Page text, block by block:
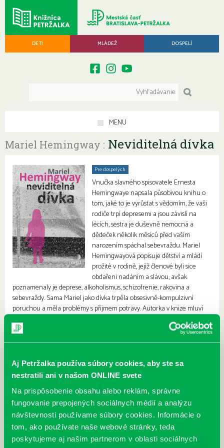
Aj Petržalka používa súbory cookies, aby ste sa
nestratili ani v našom ONLINE svete
Na prispôsobenie obsahu alebo reklám, správne
fungovanie prepojených sociálnych médií a analýzu
návštevnosti používame súbory cookies. Informácie o
tom, ako používate naše webové stránky, teda
poskytujeme aj našim partnerom v oblasti sociálnych
DETI MLÁDEŽ DOSPELÍ
MENU
Mariel Hemingway : Neviditelná dívka
Pre dospelých
Vnučka slavného spisovatele Ernesta
Hemingwaye napsala působivou knihu o
tom, jaké to je vyrůstat s vědomím, že vaši
rodiče trpí depresemi a jsou závislí na
lécích, sestra je duševně nemocná a
dědeček několik měsíců před vaším
narozením spáchal sebevraždu. Mariel
Hemingwayová popisuje dětství a mládí
prožité v rodině, jejíž členové byli sice
obdařeni nadáním a slávou, avšak
poznamenaly je deprese, alkoholismus, schizofrenie, rakovina a
sebevraždy. Sama Mariel jako dívka trpěla obsesivně-kompulzivní
poruchou a měla problémy s příjmem potravy. Autorka v knize mluví
přímo k mladým čtenářům, teenagerům, a snaží se je přesvědčit, že
navzdory bolesti má život smysl, že rodinné prokletí lze překonat a že
na konci tunelu může každému zasvítit světlo.